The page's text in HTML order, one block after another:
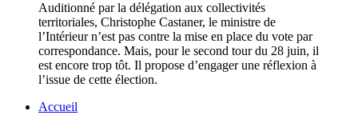
Auditionné par la délégation aux collectivités
territoriales, Christophe Castaner, le ministre de
l’Intérieur n’est pas contre la mise en place du vote par
correspondance. Mais, pour le second tour du 28 juin, il
est encore trop tôt. Il propose d’engager une réflexion à
l’issue de cette élection.
Accueil